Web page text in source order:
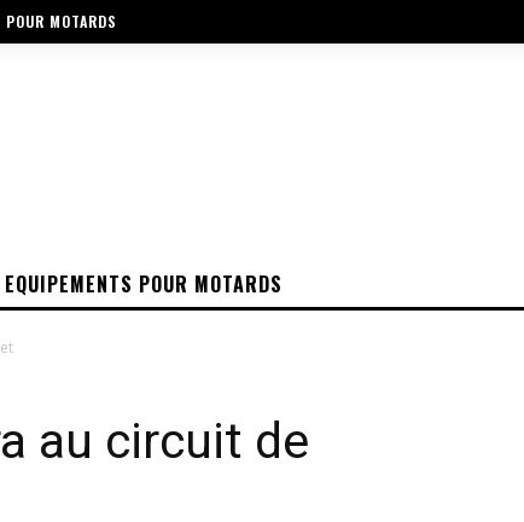
POUR MOTARDS
EQUIPEMENTS POUR MOTARDS
au circuit de